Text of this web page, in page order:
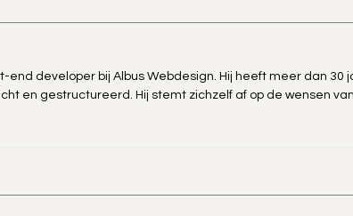
end developer bij Albus Webdesign. Hij heeft meer dan 30
en gestructureerd. Hij stemt zichzelf af op de wensen